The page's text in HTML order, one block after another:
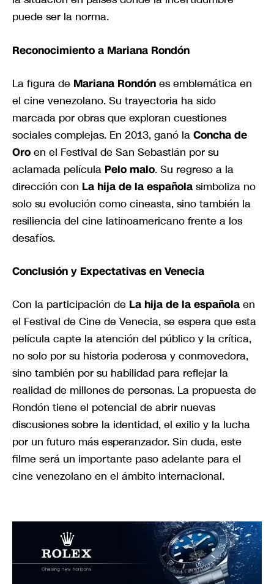
puede ser la norma.
Reconocimiento a Mariana Rondón
La figura de Mariana Rondón es emblemática en
el cine venezolano. Su trayectoria ha sido
marcada por obras que exploran cuestiones
sociales complejas. En 2013, ganó la Concha de
Oro en el Festival de San Sebastián por su
aclamada película Pelo malo. Su regreso a la
dirección con La hija de la española simboliza no
solo su evolución como cineasta, sino también la
resiliencia del cine latinoamericano frente a los
desafíos.
Conclusión y Expectativas en Venecia
Con la participación de La hija de la española en
el Festival de Cine de Venecia, se espera que esta
película capte la atención del público y la crítica,
no solo por su historia poderosa y conmovedora,
sino también por su habilidad para reflejar la
realidad de millones de personas. La propuesta de
Rondón tiene el potencial de abrir nuevas
discusiones sobre la identidad, el exilio y la lucha
por un futuro más esperanzador. Sin duda, este
filme será un importante paso adelante para el
cine venezolano en el ámbito internacional.